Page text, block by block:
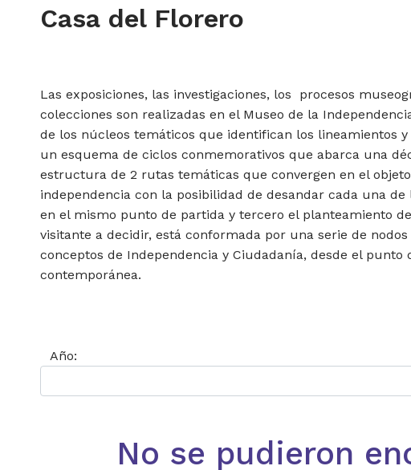
Casa del Florero
Las exposiciones, las investigaciones, los procesos
colecciones son realizadas en el Museo de la
de los núcleos temáticos que identifican los lineamientos
un esquema de ciclos conmemorativos que abarca una
estructura de 2 rutas temáticas que convergen en el
independencia con la posibilidad de desandar cada una
en el mismo punto de partida y tercero el planteamiento
visitante a decidir, está conformada por una serie de
conceptos de Independencia y Ciudadanía, desde el punto
contemporánea.
Año:
No se pudieron